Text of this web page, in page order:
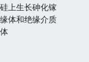
上生长砷化镓
体和绝缘介质